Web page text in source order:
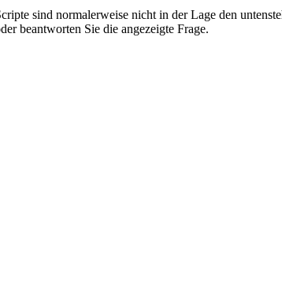
sind normalerweise nicht in der Lage den
beantworten Sie die angezeigte Frage.